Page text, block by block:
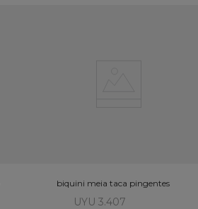
biquini meia taca pingentes
UYU 3.407